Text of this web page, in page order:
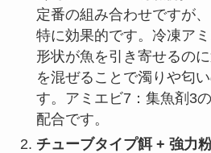
定番の組み合わせですが
特に効果的です。冷凍ア
形状が魚を引き寄せるの
を混ぜることで濁りや匂
す。アミエビ7：集魚剤3
配合です。
チューブタイプ餌 + 強力